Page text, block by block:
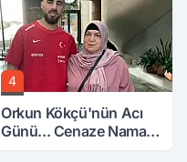
4
Orkun Kökçü'nün Acı
Günü... Cenaze Namazı